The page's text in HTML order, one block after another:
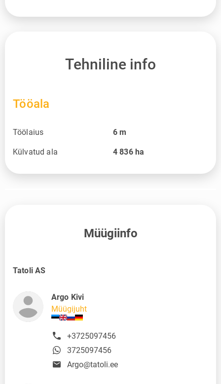
Tehniline info
Tööala
Töölaius 6 m
Külvatud ala 4 836 ha
Müügiinfo
Tatoli AS
Argo Kivi
Müügijuht
+3725097456
3725097456
Argo@tatoli.ee